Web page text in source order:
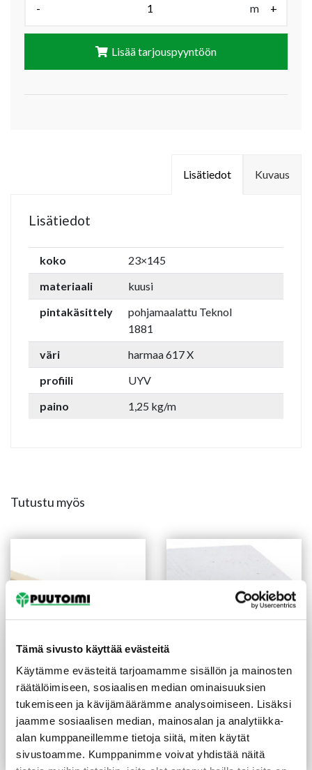
Tämä sivusto käyttää evästeitä
Käytämme evästeitä tarjoamamme sisällön ja mainosten
räätälöimiseen, sosiaalisen median ominaisuuksien
tukemiseen ja kävijämäärämme analysoimiseen. Lisäksi
jaamme sosiaalisen median, mainosalan ja analytiikka-
alan kumppaneillemme tietoja siitä, miten käytät
sivustoamme. Kumppanimme voivat yhdistää näitä
- m +
Lisää tarjouspyyntöön
Kuvaus
Lisätiedot
Lisätiedot
koko
23×145
materiaali
kuusi
pintakäsittely
pohjamaalattu Teknol
1881
väri
harmaa 617 X
profiili
UYV
paino
1,25 kg/m
Tutustu myös
Vinorima 42X42/32 mm
käsittelemätön
1,95 €/m
Lue lisää
Ulkoverhouspaneeli UTV
23X145 mm pohjamaalattu
valkoinen
3,10 /m
(22,94 €/m²)
Lue lisää